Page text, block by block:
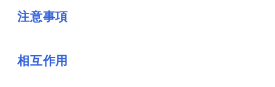
注意事項
相互作用